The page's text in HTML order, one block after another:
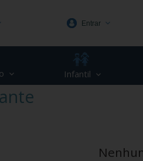
3623-1991
Entrar
Infantil